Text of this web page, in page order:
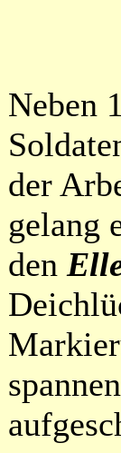
Neben
der
gelang
den